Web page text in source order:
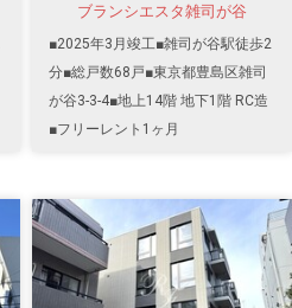
ブランシエスタ雑司が谷
■2025年3月竣工■雑司が谷駅徒歩2
分■総戸数68戸■東京都豊島区雑司
が谷3-3-4■地上14階 地下1階 RC造
■フリーレント1ヶ月